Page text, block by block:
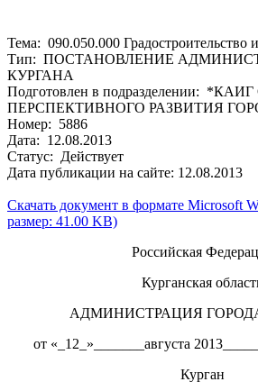
Тема: 090.050.000 Градостроительство
Тип: ПОСТАНОВЛЕНИЕ
КУРГАНА
Подготовлен в подразделении:
ПЕРСПЕКТИВНОГО РАЗВИТИЯ
Номер: 5886
Дата: 12.08.2013
Статус: Действует
Дата публикации на сайте: 12.08.2013
Скачать документ в формате Microsoft
размер: 41.00 KB)
Российская
Курганская
АДМИНИСТРАЦИЯ
от «_12_»_______августа
Курган